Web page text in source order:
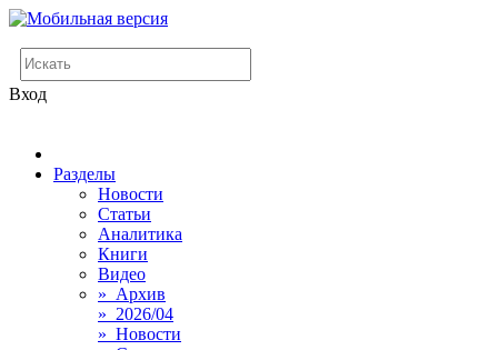
Вход
Разделы
Новости
Статьи
Аналитика
Книги
Видео
» Архив
» 2026/04
» Новости